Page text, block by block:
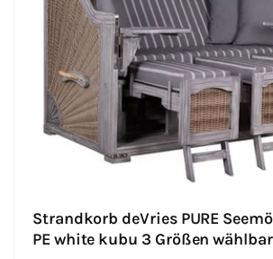
Strandkorb deVries PURE
PE white kubu 3 Größen